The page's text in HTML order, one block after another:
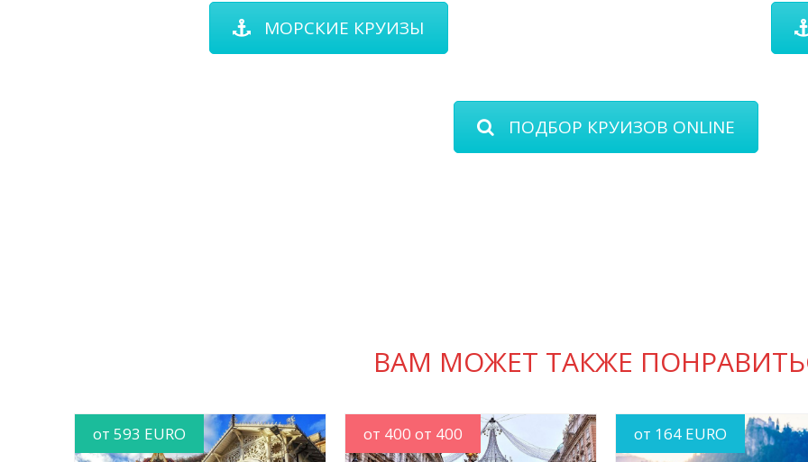
МОРСКИЕ КРУИЗЫ
ПОДБОР КРУИЗОВ ONLINE
ВАМ МОЖЕТ ТАКЖЕ
от 593 EURO от 400 от 400 от 164 EURO